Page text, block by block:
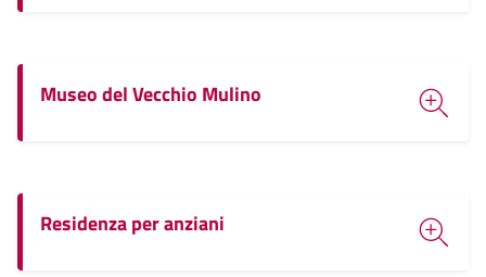
Museo del Vecchio Mulino
Residenza per anziani